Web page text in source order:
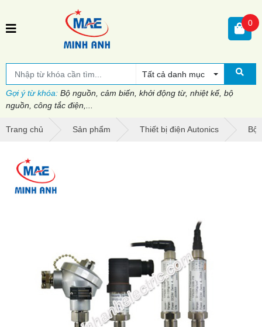
Tất cả danh mục
Gợi ý từ khóa: Bộ nguồn, cảm biến, khởi động từ, nhiệt kế, bộ
nguồn, công tắc điện,...
0
Trang chủ Sản phẩm Thiết bị điện Autonics Bộ